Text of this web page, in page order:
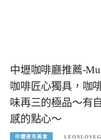
中壢咖啡廳推薦-
咖啡匠心獨具，咖
味再三的極品～有
感的點心～
中壢夜市美食